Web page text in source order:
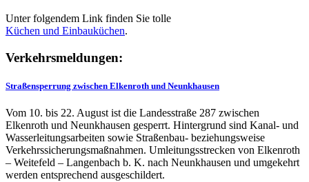
Unter folgendem Link finden Sie tolle
Küchen und Einbauküchen.
Verkehrsmeldungen:
Straßensperrung zwischen Elkenroth und Neunkhausen
Vom 10. bis 22. August ist die Landesstraße 287 zwischen
Elkenroth und Neunkhausen gesperrt. Hintergrund sind Kanal- und
Wasserleitungsarbeiten sowie Straßenbau- beziehungsweise
Verkehrssicherungsmaßnahmen. Umleitungsstrecken von Elkenroth
– Weitefeld – Langenbach b. K. nach Neunkhausen und umgekehrt
werden entsprechend ausgeschildert.